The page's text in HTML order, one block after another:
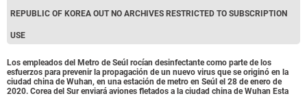
REPUBLIC OF KOREA OUT NO ARCHIVES RESTRICTED TO SUBSCRIPTION
USE
Los empleados del Metro de Seúl rocían desinfectante como parte de los
esfuerzos para prevenir la propagación de un nuevo virus que se originó en la
ciudad china de Wuhan, en una estación de metro en Seúl el 28 de enero de
2020. Corea del Sur enviará aviones fletados a la ciudad china de Wuhan Esta